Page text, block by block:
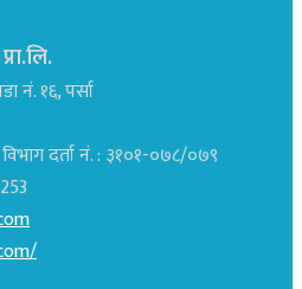
नं. १६, पर्सा
दर्ता नं. : ३१०१-०७८/०७९